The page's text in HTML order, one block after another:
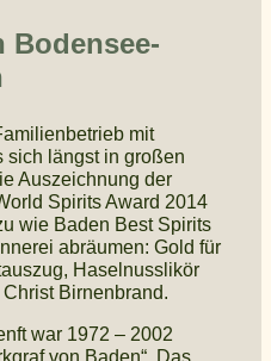
Bodensee-
mit
sich längst in großen
Auszeichnung der
Spirits Award 2014
wie Baden Best Spirits
abräumen: Gold für
Haselnusslikör
Birnenbrand.
war 1972 – 2002